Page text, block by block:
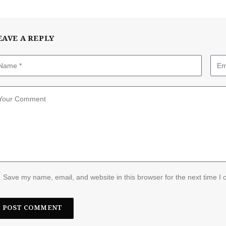
A REPLY
Save my name, email, and website in this browser for the next time I